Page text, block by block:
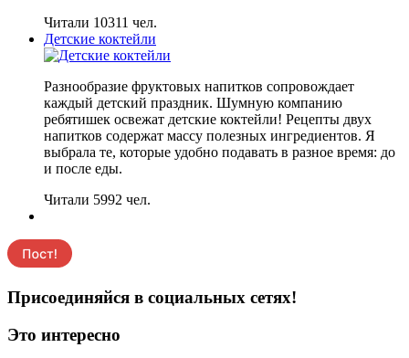
Читали 10311 чел.
Детские коктейли
Разнообразие фруктовых напитков сопровождает
каждый детский праздник. Шумную компанию
ребятишек освежат детские коктейли! Рецепты двух
напитков содержат массу полезных ингредиентов. Я
выбрала те, которые удобно подавать в разное время: до
и после еды.
Читали 5992 чел.
Присоединяйся в социальных сетях!
Это интересно